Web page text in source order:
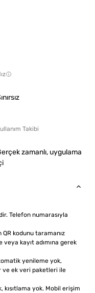
Takibi
zamanlı, uygulama
Telefon numarasıyla
kodunu taramanız
kayıt adımına gerek
yenileme yok,
ve ek veri paketleri ile
kısıtlama yok. Mobil erişim